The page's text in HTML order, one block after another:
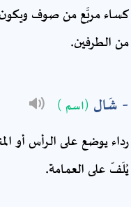
كساء مربَّع من صوف
من الطرفين.
شَال (اسم )
رداء يوضع على الرأس أو
يُلَفّ على العمامة.